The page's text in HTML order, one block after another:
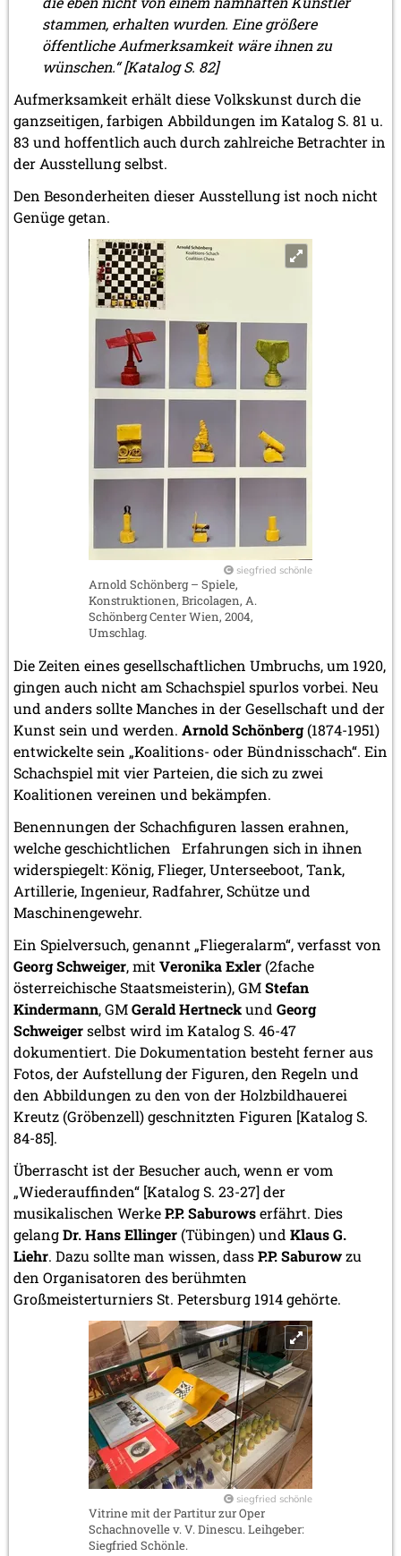
stammen, erhalten wurden. Eine größere
öffentliche Aufmerksamkeit wäre ihnen zu
wünschen.“ [Katalog S. 82]
Aufmerksamkeit erhält diese Volkskunst durch die
ganzseitigen, farbigen Abbildungen im Katalog S. 81 u.
83 und hoffentlich auch durch zahlreiche Betrachter in
der Ausstellung selbst.
Den Besonderheiten dieser Ausstellung ist noch nicht
Genüge getan.
siegfried schönle
Arnold Schönberg – Spiele,
Konstruktionen, Bricolagen, A.
Schönberg Center Wien, 2004,
Umschlag.
Die Zeiten eines gesellschaftlichen Umbruchs, um 1920,
gingen auch nicht am Schachspiel spurlos vorbei. Neu
und anders sollte Manches in der Gesellschaft und der
Kunst sein und werden. Arnold Schönberg(1874-1951)
entwickelte sein „Koalitions- oder Bündnisschach“. Ein
Schachspiel mit vier Parteien, die sich zu zwei
Koalitionen vereinen und bekämpfen.
Benennungen der Schachfiguren lassen erahnen,
welche geschichtlichen Erfahrungen sich in ihnen
widerspiegelt: König, Flieger, Unterseeboot, Tank,
Artillerie, Ingenieur, Radfahrer, Schütze und
Maschinengewehr.
Ein Spielversuch, genannt „Fliegeralarm“, verfasst von
Georg Schweiger, mitVeronika Exler(2fache
österreichische Staatsmeisterin), GMStefan
Kindermann, GMGerald Hertneckund Georg
Schweigerselbst wird im Katalog S. 46-47
dokumentiert. Die Dokumentation besteht ferner aus
Fotos, der Aufstellung der Figuren, den Regeln und
den Abbildungen zu den von der Holzbildhauerei
Kreutz (Gröbenzell) geschnitzten Figuren [Katalog S.
84-85].
Überrascht ist der Besucher auch, wenn er vom
„Wiederauffinden“ [Katalog S. 23-27] der
musikalischen WerkeP.P. Saburowserfährt. Dies
gelangDr. Hans Ellinger(Tübingen) und Klaus G.
Liehr. Dazu sollte man wissen, dassP.P. Saburowzu
den Organisatoren des berühmten
Großmeisterturniers St. Petersburg 1914 gehörte.
siegfried schönle
Vitrine mit der Partitur zur Oper
Schachnovelle v. V. Dinescu. Leihgeber:
Siegfried Schönle.